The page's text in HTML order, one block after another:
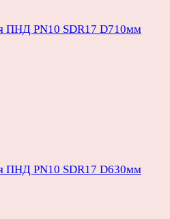
ПНД PN10 SDR17 D710мм
ПНД PN10 SDR17 D630мм